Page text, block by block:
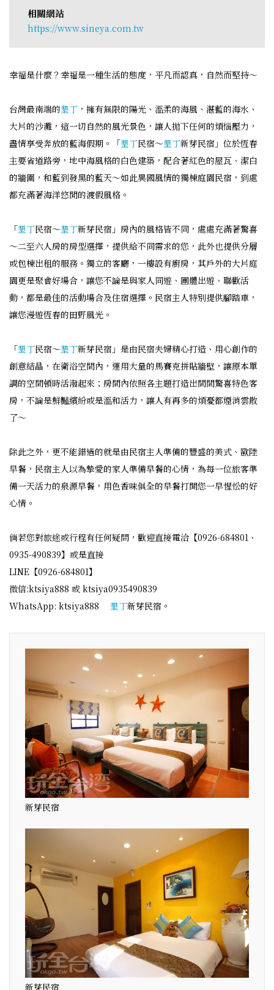
相關網站
https://www.sineya.com.tw
幸福是什麼？幸福是一種生活的態度，平凡而認真，自然而堅持～
台灣最南端的墾丁 ，擁有無限的陽光、溫柔的海風、湛藍的海水、
大片的沙灘，這一切自然的風光景色，讓人拋下任何的煩惱壓力，
盡情享受奔放的藍海假期。「墾丁民宿～墾丁新芽民宿」位於恆春
主要省道路旁，地中海風格的白色建築，配合著紅色的屋瓦、潔白
的牆圍，和藍到發黑的藍天～如此異國風情的獨棟庭園民宿，到處
都充滿著海洋悠閒的渡假風格。
「墾丁民宿～墾丁新芽民宿」房內的風格皆不同，處處充滿著驚喜
～二至六人房的房型選擇，提供給不同需求的您，此外也提供分層
或包棟出租的服務。獨立的客廳，一樓設有廚房，其戶外的大片庭
園更是聚會好場合，讓您不論是與家人同遊、團體出遊、聯歡活
動，都是最佳的活動場合及住宿選擇。民宿主人特別提供腳踏車，
讓您漫遊恆春的田野風光。
「墾丁民宿～墾丁新芽民宿」是由民宿夫婦精心打造、用心創作的
創意結晶，在衛浴空間內，運用大量的馬賽克拼貼牆壁，讓原本單
調的空間頓時活潑起來；房間內依照各主題打造出間間驚喜特色客
房，不論是鮮豔繽紛或是溫和活力，讓人有再多的煩憂都煙消雲散
了～
除此之外，更不能錯過的就是由民宿主人準備的豐盛的美式、歐陸
早餐，民宿主人以為摯愛的家人準備早餐的心情，為每一位旅客準
備一天活力的泉源早餐，用色香味俱全的早餐打開您一早惺忪的好
心情。
倘若您對旅途或行程有任何疑問，歡迎直接電洽【0926-684801、
0935-490839】或是直接
LINE【0926-684801】
微信:ktsiya888 或 ktsiya0935490839
WhatsApp: ktsiya888 墾丁新芽民宿。
新芽民宿
新芽民宿